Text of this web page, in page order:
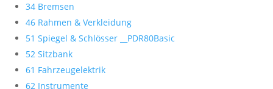
34 Bremsen
46 Rahmen & Verkleidung
51 Spiegel & Schlösser __PDR80Basic
52 Sitzbank
61 Fahrzeugelektrik
62 Instrumente